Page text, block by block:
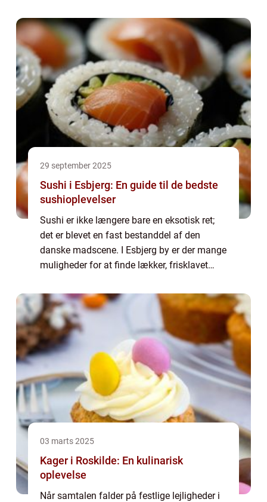
29 september 2025
Sushi i Esbjerg: En guide til de bedste
sushioplevelser
Sushi er ikke længere bare en eksotisk ret;
det er blevet en fast bestanddel af den
danske madscene. I Esbjerg by er der mange
muligheder for at finde lækker, frisklavet
hyggelig res...
03 marts 2025
Kager i Roskilde: En kulinarisk
oplevelse
Når samtalen falder på festlige lejligheder i